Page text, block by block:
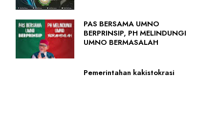
PAS BERSAMA UMNO
BERPRINSIP, PH MELINDUNGI
UMNO BERMASALAH
Pemerintahan kakistokrasi